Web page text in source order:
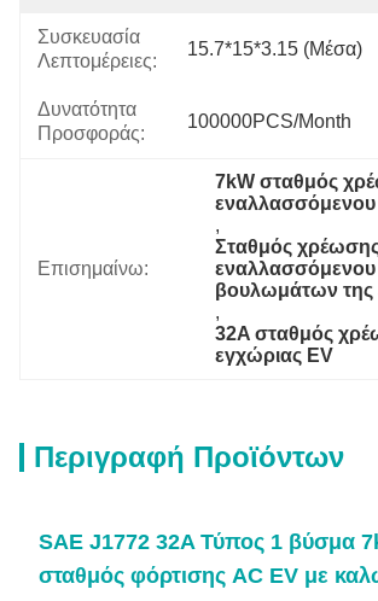
Συσκευασία
Λεπτομέρειες:
15.7*15*3.15 (μέσα)
Δυνατότητα
Προσφοράς:
100000PCS/Month
Επισημαίνω:
7kW σταθμός
εναλλασσόμενου
,
Σταθμός
εναλλασσόμενου
βουλωμάτων της
,
32A σταθμός
εγχώριας EV
Περιγραφή Προϊόντων
SAE J1772 32A Τύπος 1 βύσμα
σταθμός φόρτισης AC EV με